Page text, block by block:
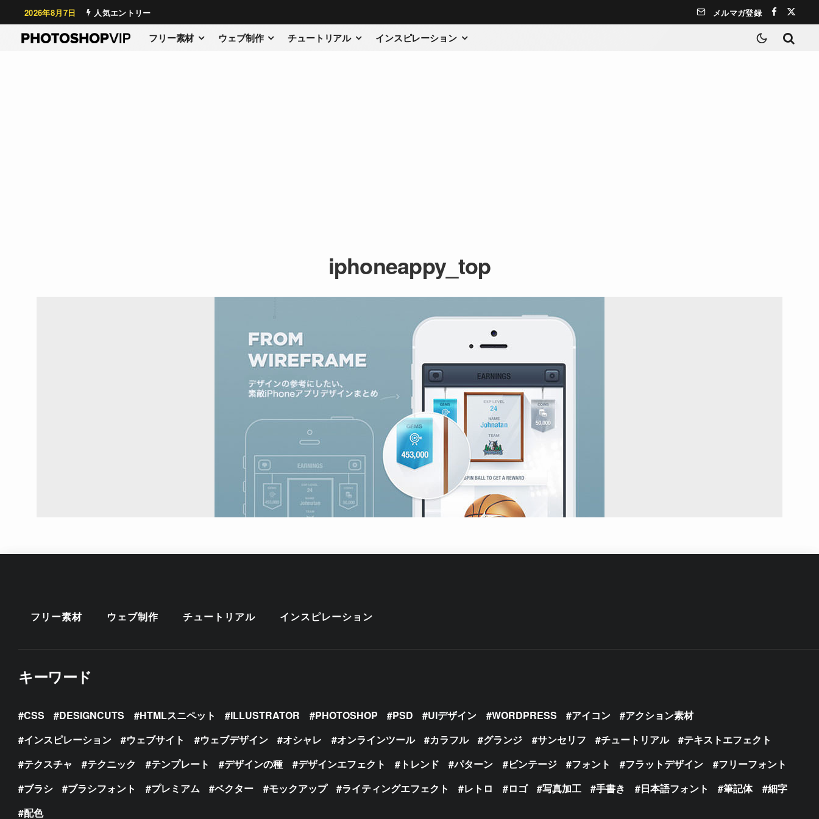
2026年8月7日 人気エントリー メルマガ登録
フリー素材 ウェブ制作 チュートリアル インスピレーション
iphoneappy_top
フリー素材 ウェブ制作 チュートリアル インスピレーション
キーワード
CSS DESIGNCUTS HTMLスニペット ILLUSTRATOR PHOTOSHOP PSD UIデザイン WORDPRESS アイコン
アクション素材
インスピレーション
ウェブサイト ウェブデザイン オシャレ オンラインツール カラフル グランジ サンセリフ チュートリアル
テキストエフェクト
テクスチャ
テクニック テンプレート デザインの種 デザインエフェクト トレンド パターン ビンテージ フォント フラットデザイン
フリーフォント
ブラシ
ブラシフォント プレミアム ベクター モックアップ ライティングエフェクト レトロ ロゴ 写真加工 手書き 日本語フォント 筆記体
細字
配色